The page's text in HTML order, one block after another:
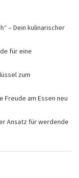
– Dein kulinarischer
für eine
zum
Freude am Essen neu
Ansatz für werdende